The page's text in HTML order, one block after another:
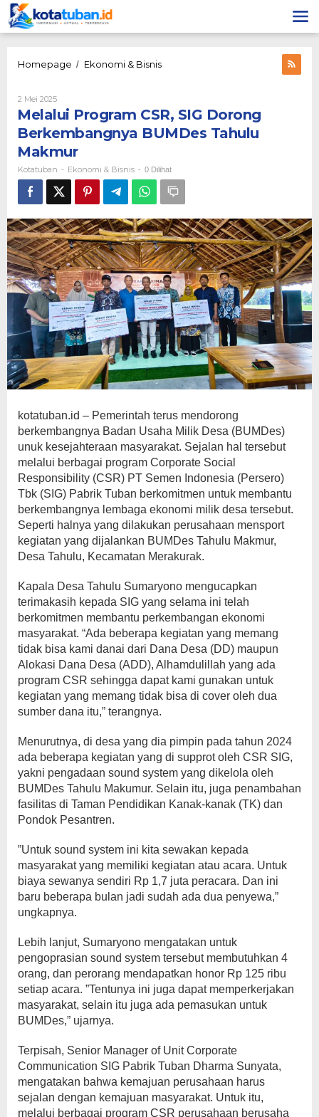
Lewati
ke
konten
Homepage / Ekonomi & BisnisMelalui
Dorong
Berkembangnya
BUMDes
Makmur
2 Mei 2025Oleh
Kotatuban
Melalui Program CSR, SIG Dorong
Berkembangnya BUMDes Tahulu
Makmur
Kotatuban - Ekonomi & Bisnis - 0 Dilihat
kotatuban.id – Pemerintah terus mendorong
berkembangnya Badan Usaha Milik Desa (BUMDes)
unuk kesejahteraan masyarakat. Sejalan hal tersebut
melalui berbagai program Corporate Social
Responsibility (CSR) PT Semen Indonesia (Persero)
Tbk (SIG) Pabrik Tuban berkomitmen untuk membantu
berkembangnya lembaga ekonomi milik desa tersebut.
Seperti halnya yang dilakukan perusahaan mensport
kegiatan yang dijalankan BUMDes Tahulu Makmur,
Desa Tahulu, Kecamatan Merakurak.
Kapala Desa Tahulu Sumaryono mengucapkan
terimakasih kepada SIG yang selama ini telah
berkomitmen membantu perkembangan ekonomi
masyarakat. “Ada beberapa kegiatan yang memang
tidak bisa kami danai dari Dana Desa (DD) maupun
Alokasi Dana Desa (ADD), Alhamdulillah yang ada
program CSR sehingga dapat kami gunakan untuk
kegiatan yang memang tidak bisa di cover oleh dua
sumber dana itu,” terangnya.
Menurutnya, di desa yang dia pimpin pada tahun 2024
ada beberapa kegiatan yang di supprot oleh CSR SIG,
yakni pengadaan sound system yang dikelola oleh
BUMDes Tahulu Makumur. Selain itu, juga penambahan
fasilitas di Taman Pendidikan Kanak-kanak (TK) dan
Pondok Pesantren.
”Untuk sound system ini kita sewakan kepada
masyarakat yang memiliki kegiatan atau acara. Untuk
biaya sewanya sendiri Rp 1,7 juta peracara. Dan ini
baru beberapa bulan jadi sudah ada dua penyewa,”
ungkapnya.
Lebih lanjut, Sumaryono mengatakan untuk
pengoprasian sound system tersebut membutuhkan 4
orang, dan perorang mendapatkan honor Rp 125 ribu
setiap acara. ”Tentunya ini juga dapat memperkerjakan
masyarakat, selain itu juga ada pemasukan untuk
BUMDes,” ujarnya.
Terpisah, Senior Manager of Unit Corporate
Communication SIG Pabrik Tuban Dharma Sunyata,
mengatakan bahwa kemajuan perusahaan harus
sejalan dengan kemajuan masyarakat. Untuk itu,
melalui berbagai program CSR perusahaan berusaha